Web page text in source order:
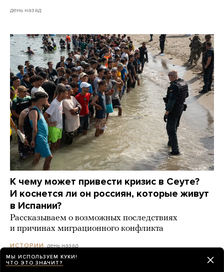
день назад
К чему может привести кризис в Сеуте?
И коснется ли он россиян, которые живут
в Испании?
Рассказываем о возможных последствиях
и причинах миграционного конфликта
ИСТОРИИ день назад
МЫ ИСПОЛЬЗУЕМ КУКИ!
ЧТО ЭТО ЗНАЧИТ?